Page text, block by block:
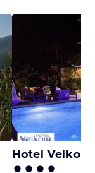
Hotel Velkom